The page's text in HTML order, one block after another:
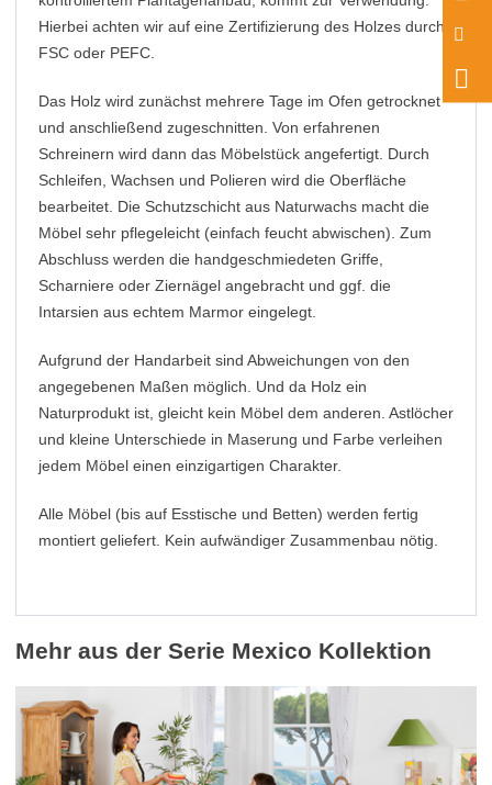
Hierbei achten wir auf eine Zertifizierung des Holzes durch
FSC oder PEFC.
Das Holz wird zunächst mehrere Tage im Ofen getrocknet
und anschließend zugeschnitten. Von erfahrenen
Schreinern wird dann das Möbelstück angefertigt. Durch
Schleifen, Wachsen und Polieren wird die Oberfläche
bearbeitet. Die Schutzschicht aus Naturwachs macht die
Möbel sehr pflegeleicht (einfach feucht abwischen). Zum
Abschluss werden die handgeschmiedeten Griffe,
Scharniere oder Ziernägel angebracht und ggf. die
Intarsien aus echtem Marmor eingelegt.
Aufgrund der Handarbeit sind Abweichungen von den
angegebenen Maßen möglich. Und da Holz ein
Naturprodukt ist, gleicht kein Möbel dem anderen. Astlöcher
und kleine Unterschiede in Maserung und Farbe verleihen
jedem Möbel einen einzigartigen Charakter.
Alle Möbel (bis auf Esstische und Betten) werden fertig
montiert geliefert. Kein aufwändiger Zusammenbau nötig.
Mehr aus der Serie Mexico Kollektion